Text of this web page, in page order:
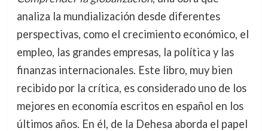
analiza la mundialización desde diferentes
perspectivas, como el crecimiento económico, el
empleo, las grandes empresas, la política y las
finanzas internacionales. Este libro, muy bien
recibido por la crítica, es considerado uno de los
mejores en economía escritos en español en los
últimos años. En él, de la Dehesa aborda el papel